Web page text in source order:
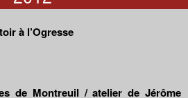
à l’Ogresse
de Montreuil / atelier de Jérôme